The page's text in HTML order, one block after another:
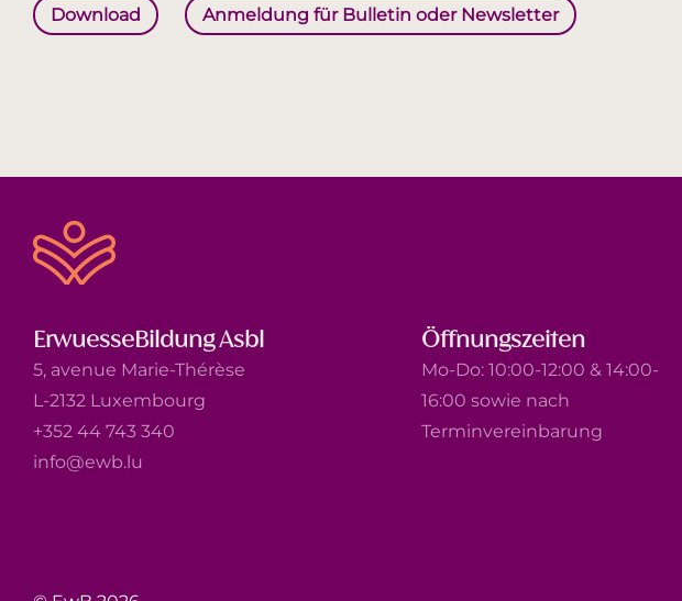
Download Anmeldung für Bulletin oder Newsletter
ErwuesseBildung Asbl
5, avenue Marie-Thérèse
L-2132 Luxembourg
+352 44 743 340
info@ewb.lu
Öffnungszeiten
Mo-Do: 10:00-12:00 & 14:00-
16:00 sowie nach
Terminvereinbarung